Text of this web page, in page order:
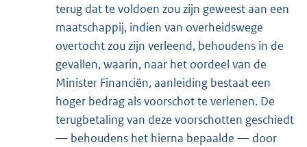
terug dat te voldoen zou zijn geweest aan een
maatschappij, indien van overheidswege
overtocht zou zijn verleend, behoudens in de
gevallen, waarin, naar het oordeel van de
Minister Financiën, aanleiding bestaat een
hoger bedrag als voorschot te verlenen. De
terugbetaling van deze voorschotten geschiedt
— behoudens het hierna bepaalde — door